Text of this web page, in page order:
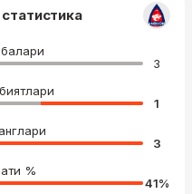
3
1
3
%
41%